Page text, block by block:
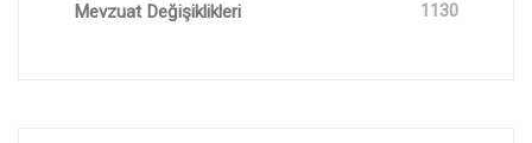
Mevzuat Değişiklikleri 1130